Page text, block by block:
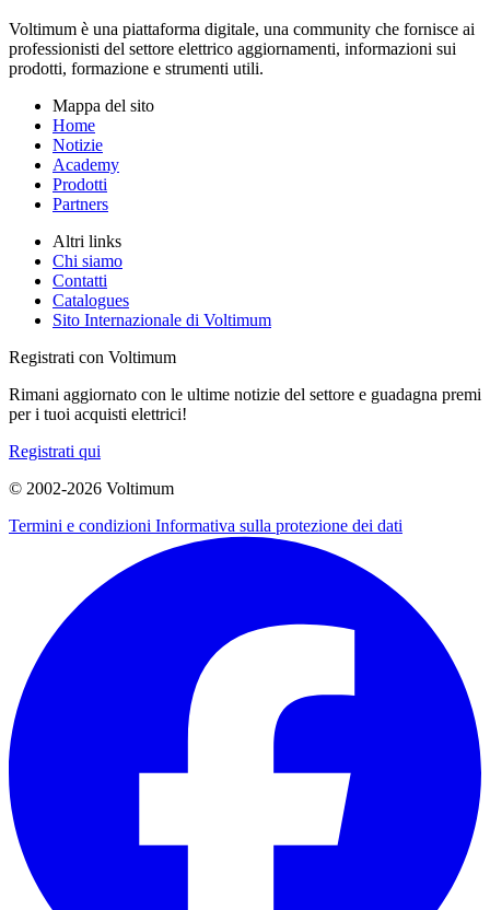
Voltimum è una piattaforma digitale, una community che fornisce ai
professionisti del settore elettrico aggiornamenti, informazioni sui
prodotti, formazione e strumenti utili.
Mappa del sito
Home
Notizie
Academy
Prodotti
Partners
Altri links
Chi siamo
Contatti
Catalogues
Sito Internazionale di Voltimum
Registrati con Voltimum
Rimani aggiornato con le ultime notizie del settore e guadagna premi
per i tuoi acquisti elettrici!
Registrati qui
© 2002-2026 Voltimum
Termini e condizioni Informativa sulla protezione dei dati